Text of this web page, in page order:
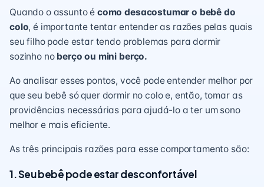
Quando o assunto é como desacostumar o bebê do
colo, é importante tentar entender as razões pelas quais
seu filho pode estar tendo problemas para dormir
sozinho no berço ou mini berço.
Ao analisar esses pontos, você pode entender melhor por
que seu bebê só quer dormir no colo e, então, tomar as
providências necessárias para ajudá-lo a ter um sono
melhor e mais eficiente.
As três principais razões para esse comportamento são:
1. Seu bebê pode estar desconfortável